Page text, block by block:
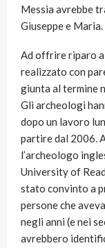
Messia avrebbe
Giuseppe e Maria.
Ad offrire riparo a
realizzato con
giunta al termine
Gli archeologi
dopo un lavoro
partire dal 2006.
l’archeologo
University of
stato convinto a
persone che
negli anni (e nei
avrebbero